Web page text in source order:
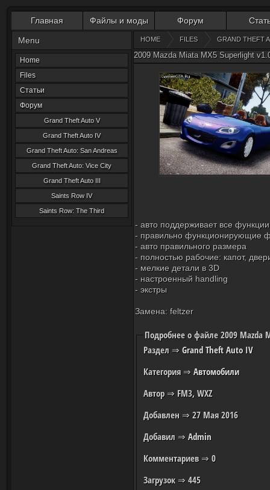
Главная Файлы и моды Форум
Menu
Home
Files
Статьи
Форум
Grand Theft Auto V
Grand Theft Auto IV
Grand Theft Auto: San Andreas
Grand Theft Auto: Vice City
Grand Theft Auto III
Saints Row IV
Saints Row: The Third
HOME FILES GRAND THEFT
2009 Mazda Miata MX5 Superlight
- авто поддерживает все
- правильно функционирующие
- авто правильного размера
- полностью рабочие: капот,
- мелкие детали в 3D
- настроенный handling
- экстры
Замена: feltzer
Подробнее о файле 2009 Mazda
Раздел ⇒Grand Theft Auto IV
Категория⇒Автомобили
Автор⇒ FM3, WXZ
Добавлен ⇒ 27 Мая 2016
Добавил ⇒Admin
Комментариев⇒ 0
Загрузок⇒ 445